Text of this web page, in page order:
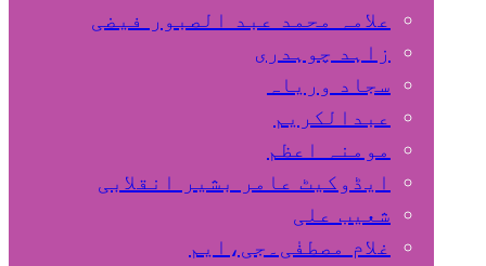
علامہ محمد عبد الصبور فیضی
زاہد چوہدری
سجاد وریاہ
عبدالکریم
مومنہ اعظم
ایڈوکیٹ عامر بشیر انقلابی
شعیب علی
غلام مصطفٰی۔جی،ایم